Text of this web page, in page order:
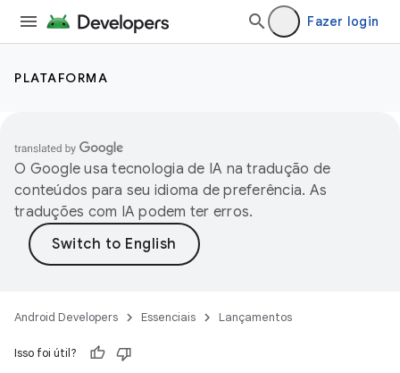
Fazer login
PLATAFORMA
O Google usa tecnologia de IA na tradução de
conteúdos para seu idioma de preferência. As
traduções com IA podem ter erros.
Android Developers Essenciais Lançamentos
Isso foi útil?